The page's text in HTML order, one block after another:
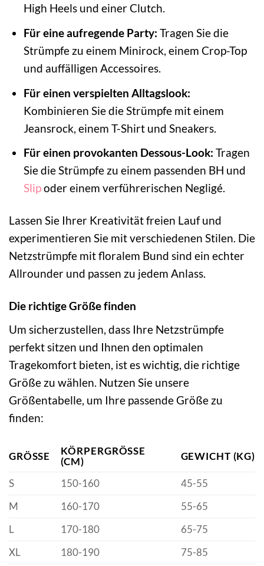
High Heels und einer Clutch.
Für eine aufregende Party: Tragen Sie die
Strümpfe zu einem Minirock, einem Crop-Top
und auffälligen Accessoires.
Für einen verspielten Alltagslook:
Kombinieren Sie die Strümpfe mit einem
Jeansrock, einem T-Shirt und Sneakers.
Für einen provokanten Dessous-Look: Tragen
Sie die Strümpfe zu einem passenden BH und
Slipoder einem verführerischen Negligé.
Lassen Sie Ihrer Kreativität freien Lauf und
experimentieren Sie mit verschiedenen Stilen. Die
Netzstrümpfe mit floralem Bund sind ein echter
Allrounder und passen zu jedem Anlass.
Die richtige Größe finden
Um sicherzustellen, dass Ihre Netzstrümpfe
perfekt sitzen und Ihnen den optimalen
Tragekomfort bieten, ist es wichtig, die richtige
Größe zu wählen. Nutzen Sie unsere
Größentabelle, um Ihre passende Größe zu
finden:
GRÖSSE
KÖRPERGRÖSSE (
CM)
GEWICHT (KG)
S 150-160
45-55
M
160-170
55-65
L
170-180
65-75
XL
180-190 75-85